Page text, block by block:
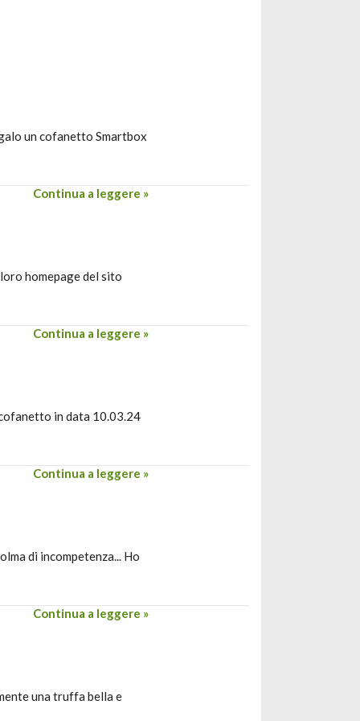
un cofanetto Smartbox
Continua a leggere »
homepage del sito
Continua a leggere »
in data 10.03.24
Continua a leggere »
di incompetenza... Ho
Continua a leggere »
una truffa bella e